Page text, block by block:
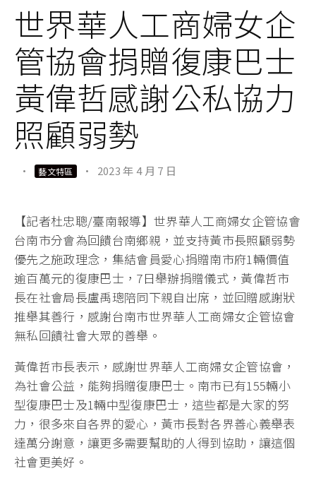
世界華人工商婦女企
管協會捐贈復康巴士
黃偉哲感謝公私協力
照顧弱勢
· 藝文特區 · 2023 年 4 月 7 日
【記者杜忠聰/臺南報導】世界華人工商婦女企管協會
台南市分會為回饋台南鄉親，並支持黃市長照顧弱勢
優先之施政理念，集結會員愛心捐贈南市府1輛價值
逾百萬元的復康巴士，7日舉辦捐贈儀式，黃偉哲市
長在社會局長盧禹璁陪同下親自出席，並回贈感謝狀
推舉其善行，感謝台南市世界華人工商婦女企管協會
無私回饋社會大眾的善舉。
黃偉哲市長表示，感謝世界華人工商婦女企管協會，
為社會公益，能夠捐贈復康巴士。南市已有155輛小
型復康巴士及1輛中型復康巴士，這些都是大家的努
力，很多來自各界的愛心，黃市長對各界善心義舉表
達萬分謝意，讓更多需要幫助的人得到協助，讓這個
社會更美好。